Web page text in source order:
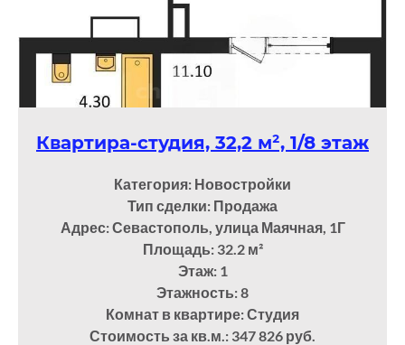
Квартира-студия, 32,2 м², 1/8 этаж
Категория: Новостройки
Тип сделки: Продажа
Адрес: Севастополь, улица Маячная, 1Г
Площадь: 32.2м²
Этаж: 1
Этажность: 8
Комнат в квартире: Студия
Стоимость за кв.м.: 347 826 руб.